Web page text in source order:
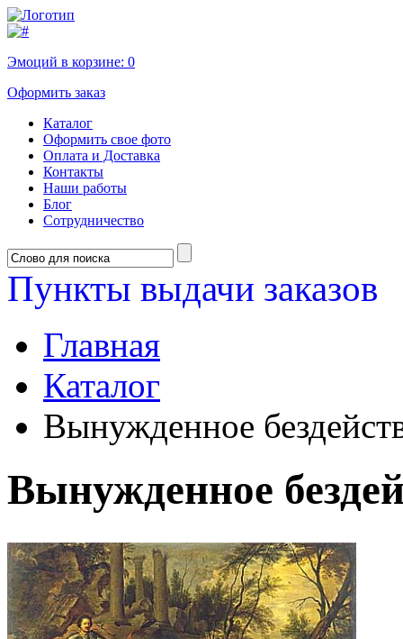
Эмоций в корзине: 0
Оформить заказ
Каталог
Оформить свое фото
Оплата и Доставка
Контакты
Наши работы
Блог
Сотрудничество
Пункты выдачи заказов
Главная
Каталог
Вынужденное
Вынужденное